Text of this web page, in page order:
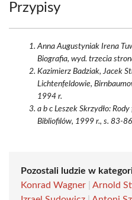
Przypisy
Anna Augustyniak Irena
Biografia, wyd. trzecia
Kazimierz Badziak, Jacek
Lichtenfeldowie,
1994 r.
a b c Leszek Skrzydło:
Bibliofilów, 1999 r., s. 83-
Pozostali ludzie w
Konrad Wagner
Arnold